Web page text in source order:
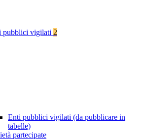
pubblici vigilati 2
Enti pubblici vigilati (da pubblicare in
tabelle)
partecipate